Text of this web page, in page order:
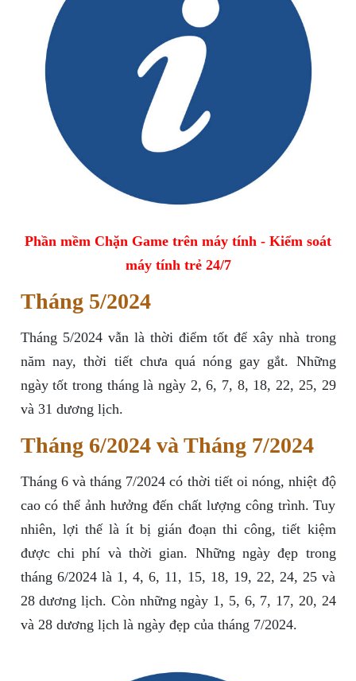
Phần mềm Chặn Game trên máy tính - Kiểm soát
máy tính trẻ 24/7
Tháng 5/2024
Tháng 5/2024 vẫn là thời điểm tốt để xây nhà trong
năm nay, thời tiết chưa quá nóng gay gắt. Những
ngày tốt trong tháng là ngày 2, 6, 7, 8, 18, 22, 25, 29
và 31 dương lịch.
Tháng 6/2024 và Tháng 7/2024
Tháng 6 và tháng 7/2024 có thời tiết oi nóng, nhiệt độ
cao có thể ảnh hưởng đến chất lượng công trình. Tuy
nhiên, lợi thế là ít bị gián đoạn thi công, tiết kiệm
được chi phí và thời gian. Những ngày đẹp trong
tháng 6/2024 là 1, 4, 6, 11, 15, 18, 19, 22, 24, 25 và
28 dương lịch. Còn những ngày 1, 5, 6, 7, 17, 20, 24
và 28 dương lịch là ngày đẹp của tháng 7/2024.